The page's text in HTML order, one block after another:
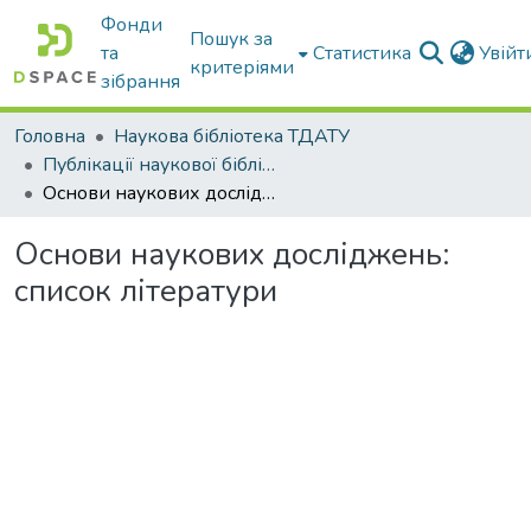
Фонди
та
зібрання
Пошук за
критеріями
Статистика
Головна
Наукова бібліотека ТДАТУ
Публікації наукової бібліотеки
Основи наукових досліджень: список літератури
Основи наукових досліджень:
список літератури